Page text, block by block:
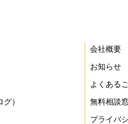
）
会社概要
お知らせ
よくある
無料相談
プライバ